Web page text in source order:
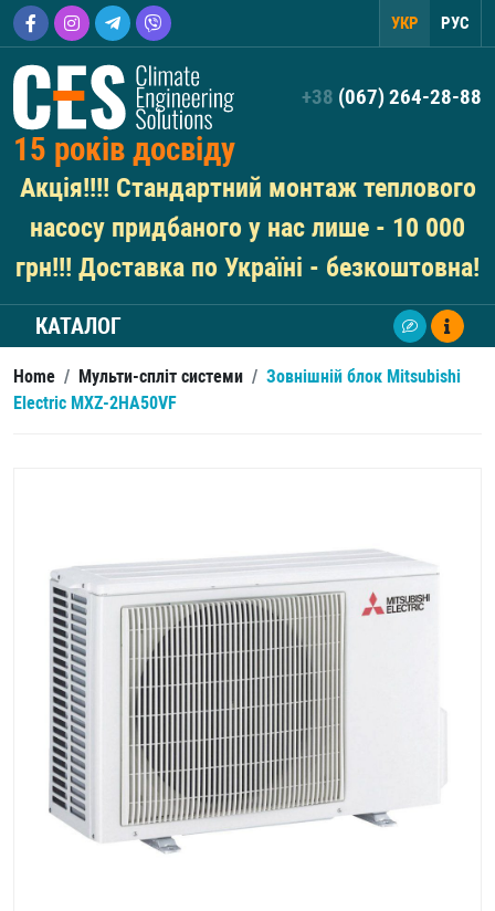
УКР РУС
+38 (067) 264-28-88
15 років досвіду
Акція!!!! Стандартний монтаж теплового
насосу придбаного у нас лише - 10 000
грн!!! Доставка по Україні - безкоштовна!
КАТАЛОГ
Home / Мульти-спліт системи / Зовнішній блок Mitsubishi
Electric MXZ-2HA50VF